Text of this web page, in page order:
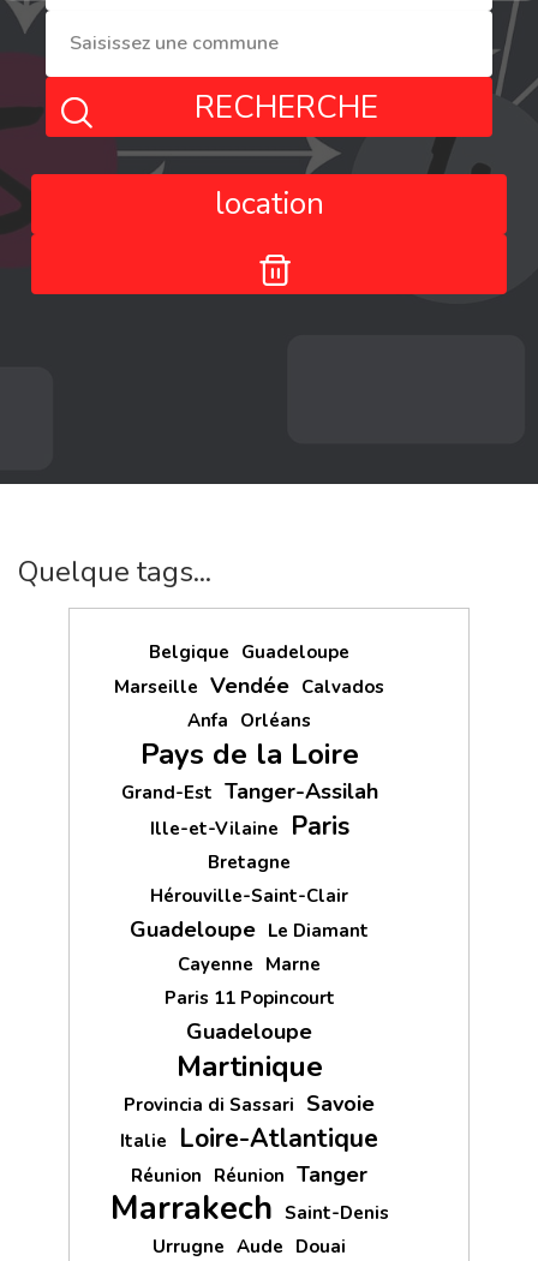
RECHERCHE
location
Quelque tags...
Belgique Guadeloupe
Marseille Vendée Calvados
Anfa Orléans
Pays de la Loire
Grand-Est Tanger-Assilah
Ille-et-Vilaine Paris
Bretagne
Hérouville-Saint-Clair
Guadeloupe Le Diamant
Cayenne Marne
Paris 11 Popincourt
Guadeloupe
Martinique
Provincia di Sassari Savoie
Italie Loire-Atlantique
Réunion Réunion Tanger
Marrakech Saint-Denis
Urrugne Aude Douai